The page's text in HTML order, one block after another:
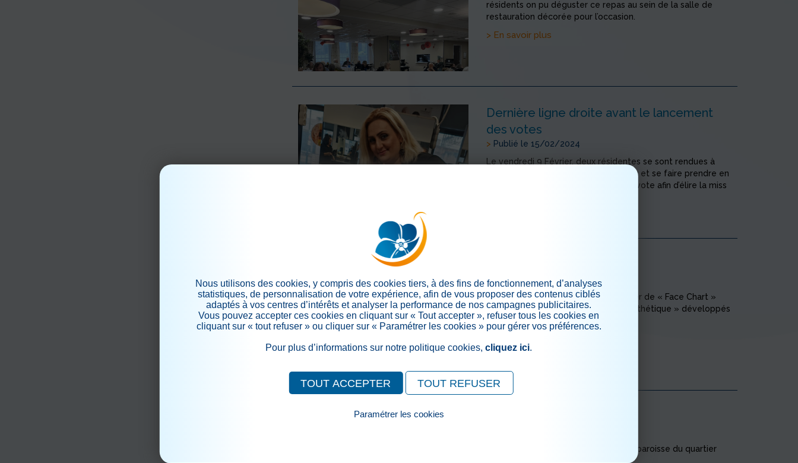
résidents on pu déguster ce repas au sein de la salle de
restauration décorée pour l’occasion.
> En savoir plus
Dernière ligne droite avant le lancement
des votes
> Publié le 15/02/2024
Le vendredi 9 Février, deux résidentes se sont rendues à
l’école de coiffure pour se faire coiffer et se faire prendre en
photo. Ces photos feront l’objet d’un vote afin d’élire la miss
>
Publié le 09/02/2024
Les résidents ont participé à un atelier de « Face Chart »
dans le cadre d’animations « socio-esthétique » développés
par le groupe SEDNA. Le thème por...
Comme chaque mois, le prêtre de la paroisse du quartier
Nous utilisons des cookies, y compris des cookies tiers, à des fins de fonctionnement, d’analyses
statistiques, de personnalisation de votre expérience, afin de vous proposer des contenus ciblés
adaptés à vos centres d’intérêts et analyser la performance de nos campagnes publicitaires.
Vous pouvez accepter ces cookies en cliquant sur « Tout accepter », refuser tous les cookies en
cliquant sur « tout refuser » ou cliquer sur « Paramétrer les cookies » pour gérer vos préférences.
Pour plus d’informations sur notre politique cookies,cliquez ici.
TOUT ACCEPTER TOUT REFUSER
Paramétrer les cookies